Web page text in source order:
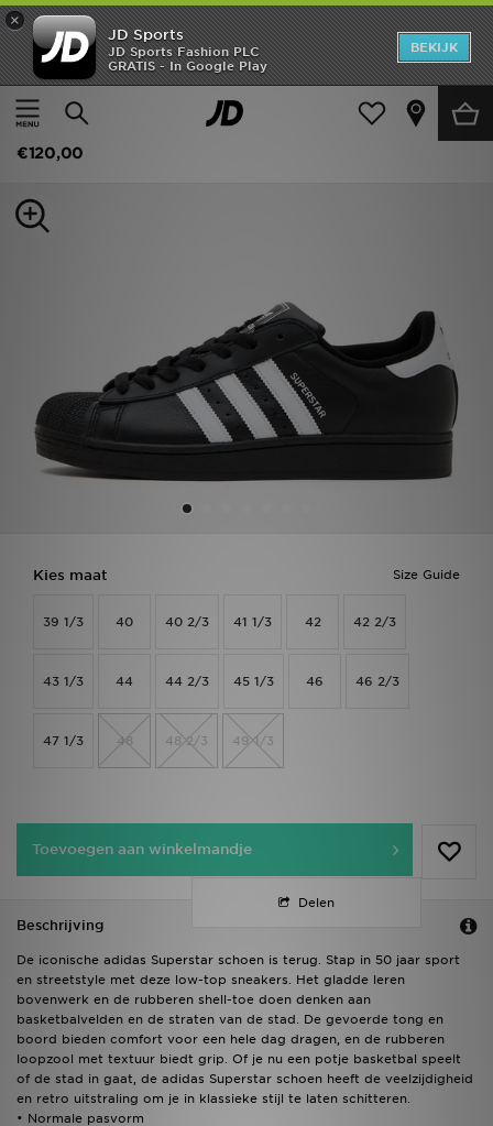
×
JD Sports
JD Sports Fashion PLC
GRATIS - In Google Play
BEKIJK
Thuis
Vrouwen Damesschoenen Sneakers
adidas Originals Superstar II
€120,00
Size Guide
Kies maat
39 1/3 40 40 2/3 41 1/3 42 42 2/3
43 1/3 44 44 2/3 45 1/3 46 46 2/3
47 1/3 48 48 2/3 49 1/3
Toevoegen aan winkelmandje
Delen
Beschrijving
De iconische adidas Superstar schoen is terug. Stap in 50 jaar sport
en streetstyle met deze low-top sneakers. Het gladde leren
bovenwerk en de rubberen shell-toe doen denken aan
basketbalvelden en de straten van de stad. De gevoerde tong en
boord bieden comfort voor een hele dag dragen, en de rubberen
loopzool met textuur biedt grip. Of je nu een potje basketbal speelt
of de stad in gaat, de adidas Superstar schoen heeft de veelzijdigheid
en retro uitstraling om je in klassieke stijl te laten schitteren.
• Normale pasvorm
New In
Heren
Collecties
Sport
OFFERS
Vacatures